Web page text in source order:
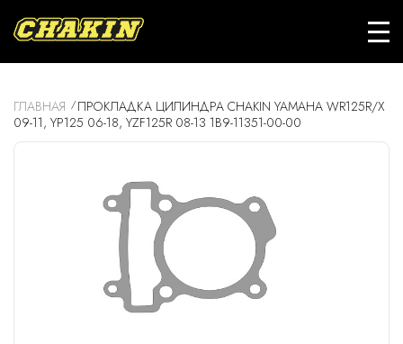
ГЛАВНАЯ
ПРОКЛАДКА ЦИЛИНДРА CHAKIN YAMAHA WR125R/X
09-11, YP125 06-18, YZF125R 08-13 1B9-11351-00-00